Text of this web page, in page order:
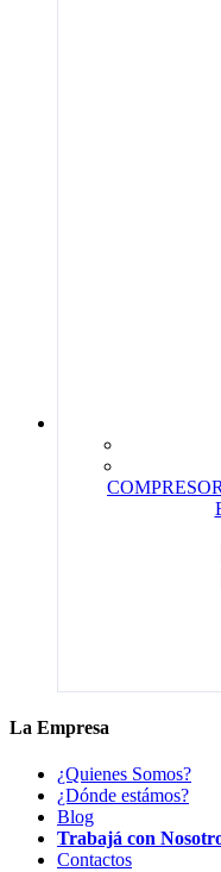
La Empresa
¿Quienes Somos?
¿Dónde estámos?
Blog
Trabajá con
Contactos